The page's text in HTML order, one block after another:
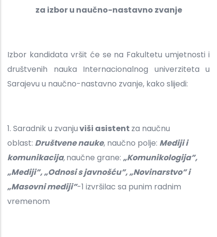
za izbor u naučno-nastavno zvanje
Izbor kandidata vršit će se na Fakultetu umjetnosti i
društvenih nauka Internacionalnog univerziteta u
Sarajevu u naučno-nastavno zvanje, kako slijedi:
1. Saradnik u zvanjuviši asistent za naučnu
oblast: Društvene nauke, naučno polje: Mediji i
komunikacija,naučne grane: „Komunikologija”,
„Mediji”, „Odnosi s javnošću”, „Novinarstvo” i
„Masovni mediji”-1 izvršilac sa punim radnim
vremenom